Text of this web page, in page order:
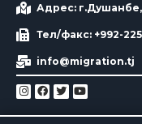
Адрес: г.Душанбе,
Тел/факс: +992-
info@migration.tj